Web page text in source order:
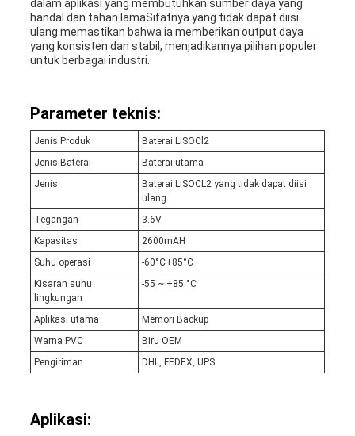
dalam aplikasi yang membutuhkan sumber daya yang
handal dan tahan lamaSifatnya yang tidak dapat diisi
ulang memastikan bahwa ia memberikan output daya
yang konsisten dan stabil, menjadikannya pilihan populer
untuk berbagai industri.
Parameter teknis:
Jenis Produk
Baterai LiSOCl2
Jenis Baterai
Baterai utama
Jenis
Baterai LiSOCL2 yang tidak dapat diisi
ulang
Tegangan
3.6V
Kapasitas
2600mAH
Suhu operasi
-60°C+85°C
Kisaran suhu
lingkungan
-55 ~ +85 °C
Aplikasi utama
Memori Backup
Warna PVC
Biru OEM
Pengiriman
DHL, FEDEX, UPS
Aplikasi: